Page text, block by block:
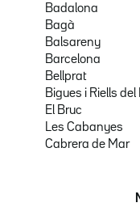
Badalona
Bagà
Balsareny
Barcelona
Bellprat
Bigues i Riells del
El Bruc
Les Cabanyes
Cabrera de Mar